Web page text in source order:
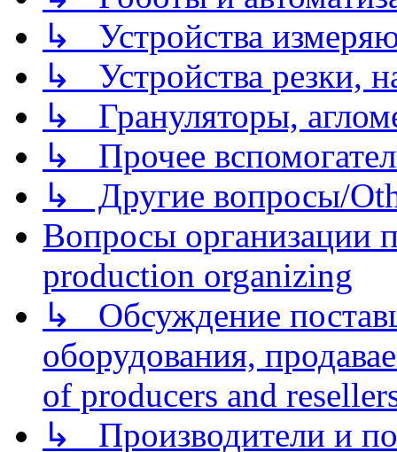
↳ Устройства
↳ Устройства резки,
↳ Грануляторы,
↳ Прочее
↳ Другие вопросы/
Вопросы организации
production organizing
↳ Обсуждение
оборудования,
of producers and
↳ Производители и